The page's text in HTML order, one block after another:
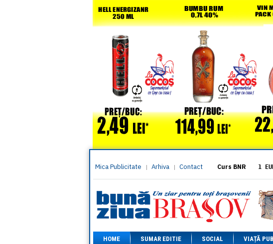
Mica Publicitate | Arhiva | Contact Curs BNR 1
1
1
1
1
1
HOME SUMAR EDITIE SOCIAL VIAȚĂ